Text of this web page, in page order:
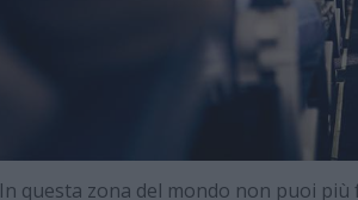
In questa zona del mondo non puoi